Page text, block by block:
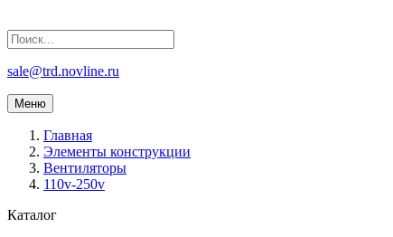
sale@trd.novline.ru
Меню
Главная
Элементы конструкции
Вентиляторы
110v-250v
Каталог